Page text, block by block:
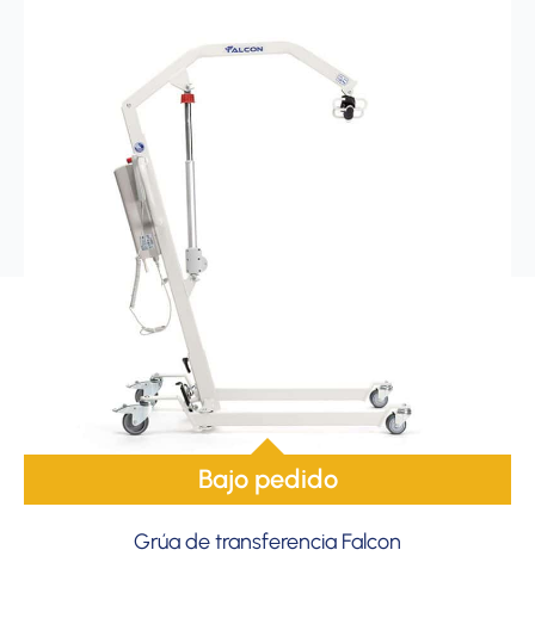
Bajo pedido
Grúa de transferencia Falcon